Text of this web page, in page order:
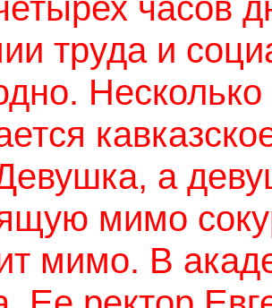
труда и
Несколько
а
мимо
мимо. В